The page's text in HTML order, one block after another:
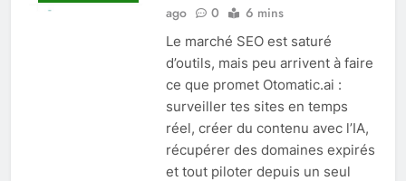
ago
0 6 mins
Le marché SEO est saturé
d’outils, mais peu arrivent à faire
ce que promet Otomatic.ai :
surveiller tes sites en temps
réel, créer du contenu avec l’IA,
récupérer des domaines expirés
et tout piloter depuis un seul